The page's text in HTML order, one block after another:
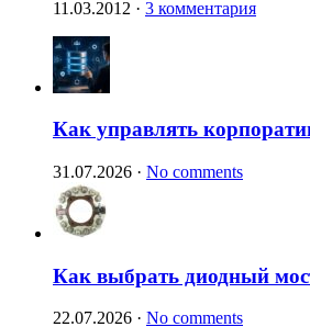
11.03.2012 · 3 комментария
Как управлять
31.07.2026 · No comments
Как выбрать диодный
22.07.2026 · No comments